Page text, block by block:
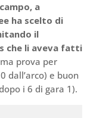
a
ha scelto di
il
che li aveva fatti
prova per
dall’arco) e buon
i 6 di gara 1).